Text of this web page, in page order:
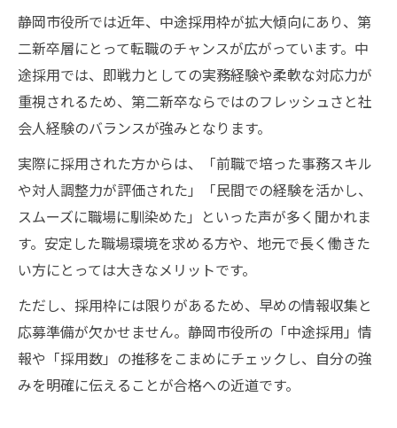
静岡市役所では近年、中途採用枠が拡大傾向にあり、第
二新卒層にとって転職のチャンスが広がっています。中
途採用では、即戦力としての実務経験や柔軟な対応力が
重視されるため、第二新卒ならではのフレッシュさと社
会人経験のバランスが強みとなります。
実際に採用された方からは、「前職で培った事務スキル
や対人調整力が評価された」「民間での経験を活かし、
スムーズに職場に馴染めた」といった声が多く聞かれま
す。安定した職場環境を求める方や、地元で長く働きた
い方にとっては大きなメリットです。
ただし、採用枠には限りがあるため、早めの情報収集と
応募準備が欠かせません。静岡市役所の「中途採用」情
報や「採用数」の推移をこまめにチェックし、自分の強
みを明確に伝えることが合格への近道です。